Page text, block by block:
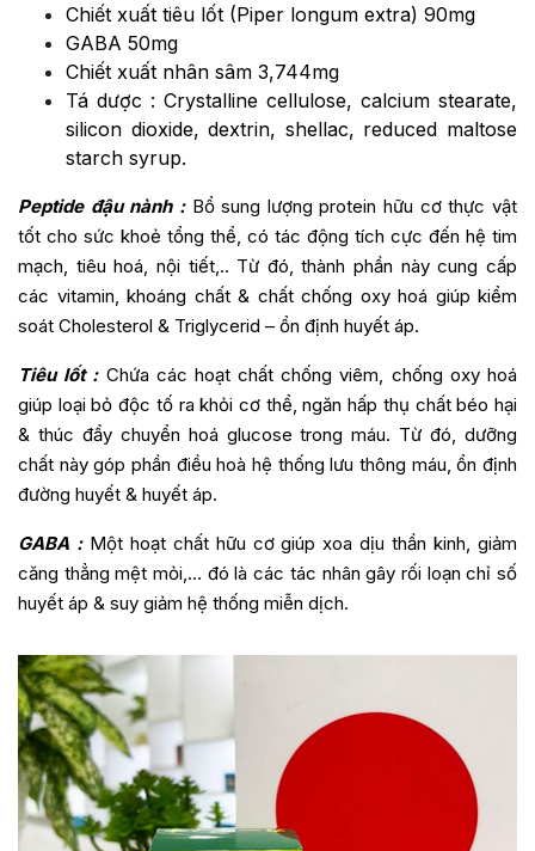
Chiết xuất tiêu lốt (Piper longum extra) 90mg
GABA 50mg
Chiết xuất nhân sâm 3,744mg
Tá dược : Crystalline cellulose, calcium stearate,
silicon dioxide, dextrin, shellac, reduced maltose
starch syrup.
Peptide đậu nành :Bổ sung lượng protein hữu cơ thực vật
tốt cho sức khoẻ tổng thể, có tác động tích cực đến hệ tim
mạch, tiêu hoá, nội tiết,.. Từ đó, thành phần này cung cấp
các vitamin, khoáng chất & chất chống oxy hoá giúp kiểm
soát Cholesterol & Triglycerid – ổn định huyết áp.
Tiêu lốt :Chứa các hoạt chất chống viêm, chống oxy hoá
giúp loại bỏ độc tố ra khỏi cơ thể, ngăn hấp thụ chất béo hại
& thúc đẩy chuyển hoá glucose trong máu. Từ đó, dưỡng
chất này góp phần điều hoà hệ thống lưu thông máu, ổn định
đường huyết & huyết áp.
GABA :Một hoạt chất hữu cơ giúp xoa dịu thần kinh, giảm
căng thẳng mệt mỏi,… đó là các tác nhân gây rối loạn chỉ số
huyết áp & suy giảm hệ thống miễn dịch.